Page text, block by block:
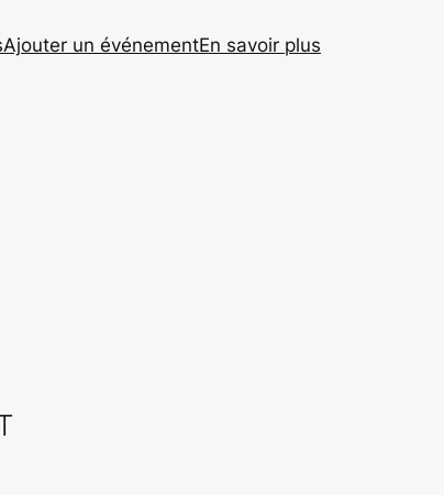
Ajouter un événementEn savoir plus